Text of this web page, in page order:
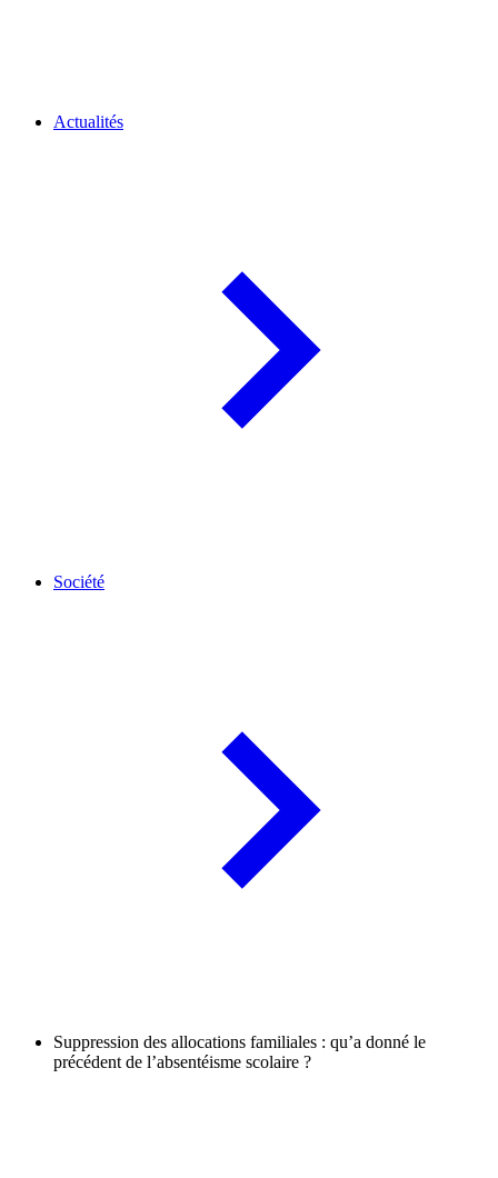
Actualités
Société
Suppression des allocations familiales : qu’a donné le
précédent de l’absentéisme scolaire ?